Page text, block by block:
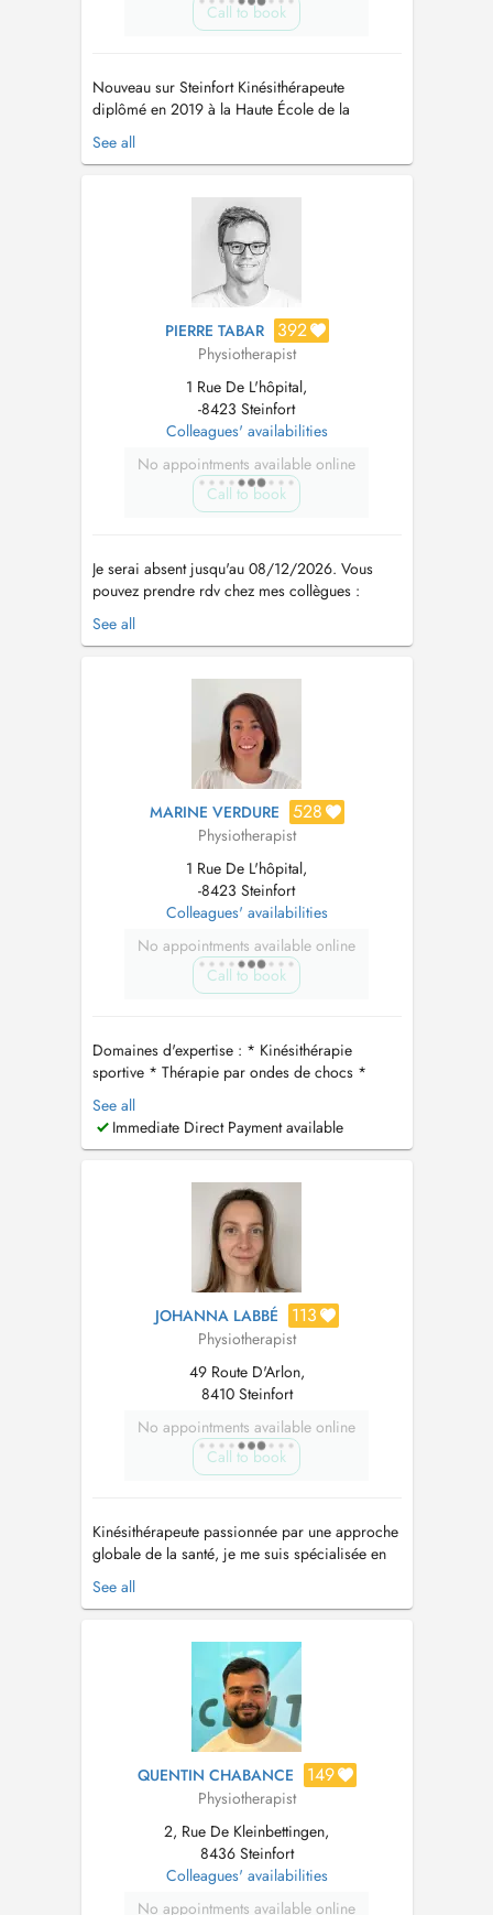
Call to book
Nouveau sur Steinfort Kinésithérapeute
diplômé en 2019 à la Haute École de la
province de Liège, je propose une prise en
charge personnalisée et adaptée aux besoins et
orthopédique et traumatologique (entorses,
fractures, chirurgie, ...) -Pathologies ...
See all
PIERRE TABAR 392
Physiotherapist
1 Rue De L'hôpital,
-8423 Steinfort
Colleagues' availabilities
No appointments available online
Call to book
Je serai absent jusqu'au 08/12/2026. Vous
pouvez prendre rdv chez mes collègues :
https://www.doctena.lu/fr/specialite/kinesitherapeute/
stevenot-1978797#24880
verdure-1805660#23485 Kinésithérapeute
diplômé de l'Univer...
See all
MARINE VERDURE 528
Physiotherapist
1 Rue De L'hôpital,
-8423 Steinfort
Colleagues' availabilities
No appointments available online
Call to book
Domaines d'expertise : * Kinésithérapie
sportive * Thérapie par ondes de chocs *
Orthopédie et traumatologie (incluant les
pathologies post-opératoires) * Spécialisation
en course à pied * Kinésithérapie respiratoire
lymphatique (méthode Leduc) * Imageri...
See all
Immediate Direct Payment available
JOHANNA LABBÉ 113
Physiotherapist
49 Route D'Arlon,
8410 Steinfort
No appointments available online
Call to book
Kinésithérapeute passionnée par une approche
globale de la santé, je me suis spécialisée en
microkinésithérapie pour accompagner mes
patients dans un rééquilibrage à la fois
formation en médecine ayurvédique, je
propose également des massages
See all
QUENTIN CHABANCE 149
Physiotherapist
2, Rue De Kleinbettingen,
8436 Steinfort
Colleagues' availabilities
No appointments available online